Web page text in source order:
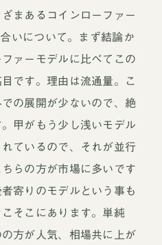
まあるコインローファー
いについて。まず結論か
ァーモデルに比べてこの
です。理由は流通量。こ
の展開が少ないので、絶
甲がもう少し浅いモデル
ているので、それが並行
らの方が市場に多いです
寄りのモデルという事も
そこにあります。単純
方が人気、相場共に上が